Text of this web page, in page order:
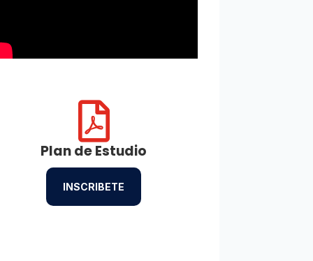

Plan de Estudio
INSCRIBETE